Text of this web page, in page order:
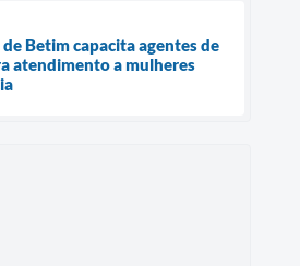
Betim capacita agentes de
atendimento a mulheres